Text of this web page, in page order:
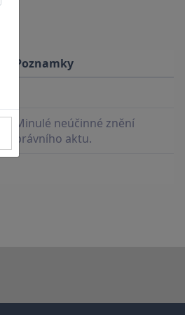
Poznamky
Minulé neúčinné znění
právního aktu.